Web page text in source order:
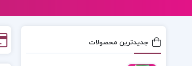
جدیدترین محصولات